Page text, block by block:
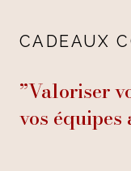
CADEAUX
”Valoriser
vos équipes